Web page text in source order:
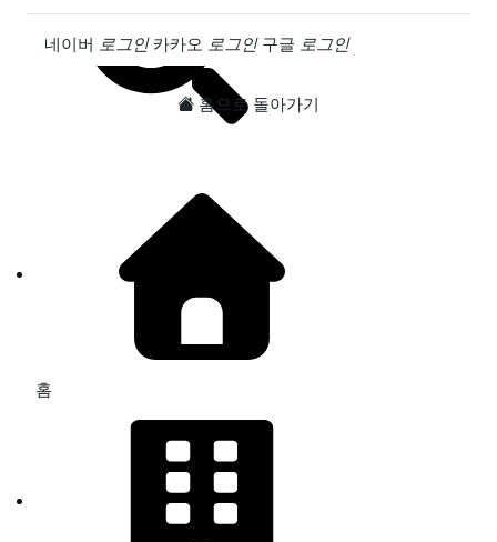
소셜계정으로 로그인
네이버 로그인 카카오 로그인 구글 로그인
홈으로 돌아가기
홈